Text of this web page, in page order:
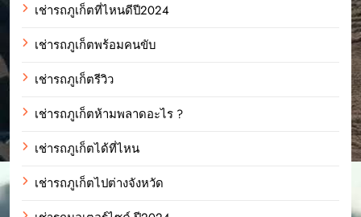
เช่ารถภูเก็ตที่ไหนดีปี2024
เช่ารถภูเก็ตพร้อมคนขับ
เช่ารถภูเก็ตรีวิว
เช่ารถภูเก็ตห้ามพลาดอะไร ?
เช่ารถภูเก็ตได้ที่ไหน
เช่ารถภูเก็ตไปต่างจังหวัด